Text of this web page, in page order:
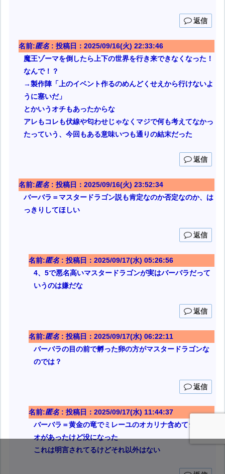
返信
名前:匿名: 投稿日：2025/09/16(火) 22:33:46
魔王ゾーマを倒したら上下の世界を行き来できなくなった！
なんで！？
→製作陣「上のイベント作るのめんどくせえから行けないよ
うに塞いだ」
とかいうオチもあったからな
アレもコレも伏線や匂わせじゃなくマジで何も考えてなかっ
たっていう、今回もある意味いつも通りの結末だった
返信
名前:匿名: 投稿日：2025/09/16(火) 23:52:34
バーバラ＝マスタードラゴン説も肯定なのか否定なのか、は
っきりしてほしい
返信
名前:匿名: 投稿日：2025/09/17(水) 05:26:56
4、5で悪名高いマスタードラゴンが実はバーバラだって
いうのは嫌だな
返信
名前:匿名: 投稿日：2025/09/17(水) 06:22:11
バーバラの目の前で孵った卵の方がマスタードラゴンな
のでは？
返信
名前:匿名: 投稿日：2025/09/17(水) 11:44:37
バーバラ＝黄金の竜でミレーユのオカリナ含めてシナリ
オがあったけど没になった
これは明言されてるけどそれ以外はない